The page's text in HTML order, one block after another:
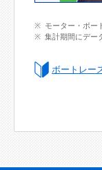
モーター・ボー
集計期間にデー
ボートレー